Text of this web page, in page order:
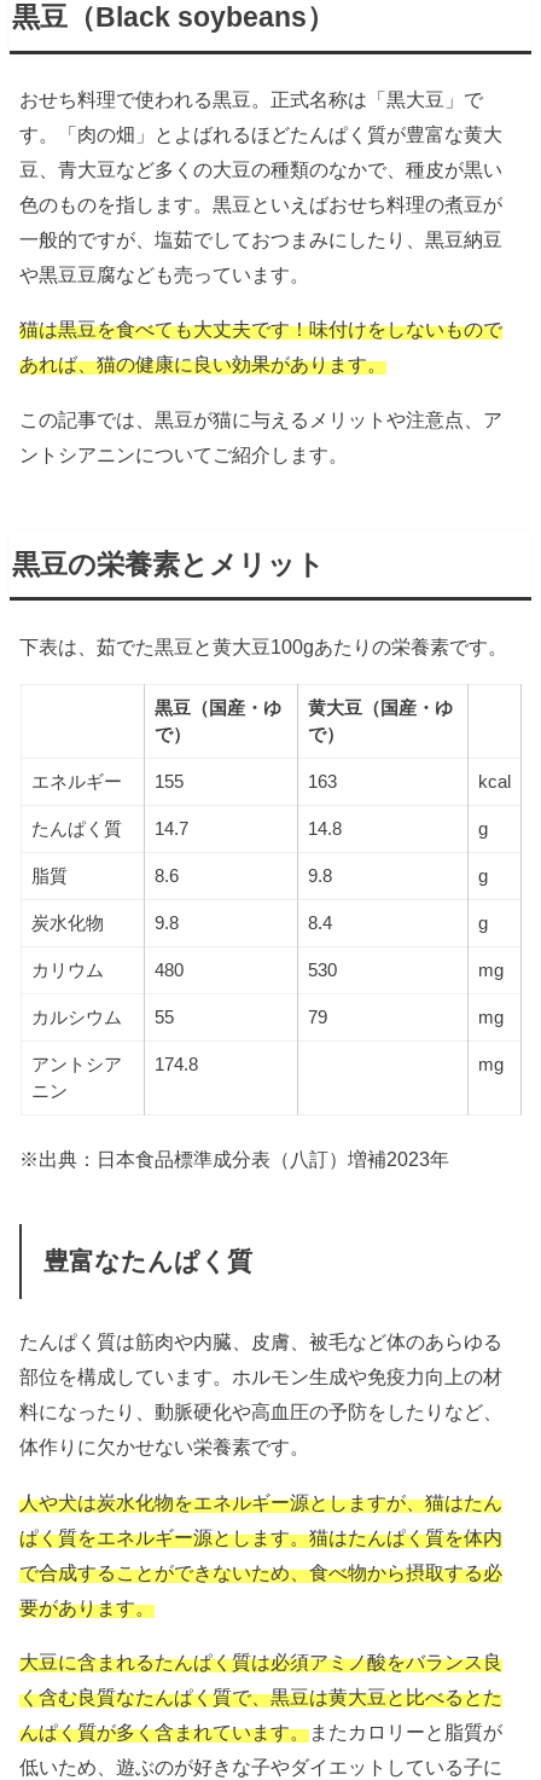
黒豆（Black soybeans）
おせち料理で使われる黒豆。正式名称は「黒大豆」で
す。「肉の畑」とよばれるほどたんぱく質が豊富な黄大
豆、青大豆など多くの大豆の種類のなかで、種皮が黒い
色のものを指します。黒豆といえばおせち料理の煮豆が
一般的ですが、塩茹でしておつまみにしたり、黒豆納豆
や黒豆豆腐なども売っています。
猫は黒豆を食べても大丈夫です！味付けをしないもので
あれば、猫の健康に良い効果があります。
この記事では、黒豆が猫に与えるメリットや注意点、ア
ントシアニンについてご紹介します。
黒豆の栄養素とメリット
下表は、茹でた黒豆と黄大豆100gあたりの栄養素です。
黒豆（国産・ゆ
で）
黄大豆（国産・ゆ
で）
エネルギー 155 163 kcal
たんぱく質 14.7 14.8 g
脂質 8.6 9.8 g
炭水化物 9.8 8.4 g
カリウム 480 530 mg
カルシウム 55 79 mg
アントシア
ニン
174.8 mg
※出典：日本食品標準成分表（八訂）増補2023年
豊富なたんぱく質
たんぱく質は筋肉や内臓、皮膚、被毛など体のあらゆる
部位を構成しています。ホルモン生成や免疫力向上の材
料になったり、動脈硬化や高血圧の予防をしたりなど、
体作りに欠かせない栄養素です。
人や犬は炭水化物をエネルギー源としますが、猫はたん
ぱく質をエネルギー源とします。猫はたんぱく質を体内
で合成することができないため、食べ物から摂取する必
要があります。
大豆に含まれるたんぱく質は必須アミノ酸をバランス良
く含む良質なたんぱく質で、黒豆は黄大豆と比べるとた
んぱく質が多く含まれています。また カロリーと脂質が
低いため、遊ぶのが好きな子やダイエットしている子に